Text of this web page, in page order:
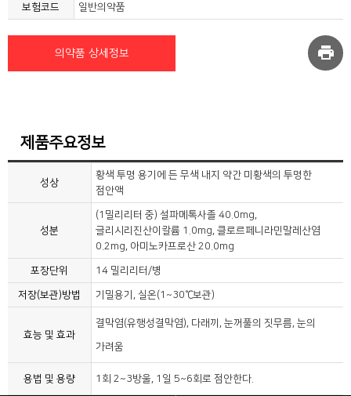
보험코드 일반의약품
의약품 상세정보 print
제품주요정보
성상
황색 투명 용기에 든 무색 내지 약간 미황색의 투명한
점안액
성분
(1밀리리터 중) 설파메톡사졸 40.0mg,
글리시리진산이칼륨 1.0mg, 클로르페니라민말레산염
0.2mg, 아미노카프로산 20.0mg
포장단위 14 밀리리터/병
저장(보관)방법 기밀용기, 실온(1~30℃보관)
효능 및 효과
결막염(유행성결막염), 다래끼, 눈꺼풀의 짓무름, 눈의
가려움
용법 및 용량 1회 2~3방울, 1일 5~6회로 점안한다.